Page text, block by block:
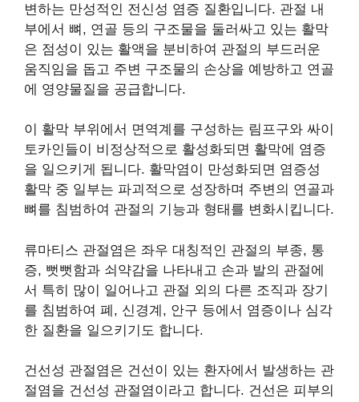
변하는 만성적인 전신성 염증 질환입니다. 관절 내
부에서 뼈, 연골 등의 구조물을 둘러싸고 있는 활막
은 점성이 있는 활액을 분비하여 관절의 부드러운
움직임을 돕고 주변 구조물의 손상을 예방하고 연골
에 영양물질을 공급합니다.
이 활막 부위에서 면역계를 구성하는 림프구와 싸이
토카인들이 비정상적으로 활성화되면 활막에 염증
을 일으키게 됩니다. 활막염이 만성화되면 염증성
활막 중 일부는 파괴적으로 성장하며 주변의 연골과
뼈를 침범하여 관절의 기능과 형태를 변화시킵니다.
류마티스 관절염은 좌우 대칭적인 관절의 부종, 통
증, 뻣뻣함과 쇠약감을 나타내고 손과 발의 관절에
서 특히 많이 일어나고 관절 외의 다른 조직과 장기
를 침범하여 폐, 신경계, 안구 등에서 염증이나 심각
한 질환을 일으키기도 합니다.
건선성 관절염은 건선이 있는 환자에서 발생하는 관
절염을 건선성 관절염이라고 합니다. 건선은 피부의